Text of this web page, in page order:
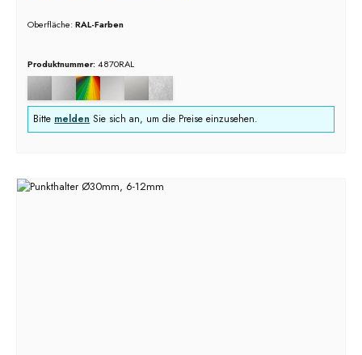
Oberfläche:RAL-Farben
Produktnummer: 4870RAL
Bitte melden Sie sich an, um die Preise einzusehen.